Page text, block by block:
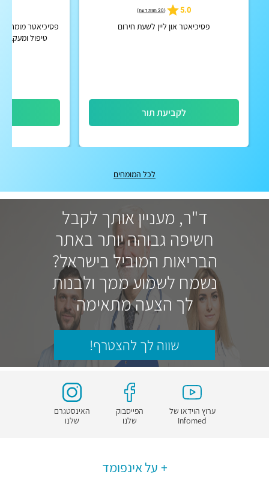
5.0
(20 חוות דעת )
פסיכיאטר און ליין לשעת חירום
לקביעת תור
פסיכיאטר מומחה
טיפול ומעקב
לכל המומחים
ד"ר, מעניין אותך לקבל
חשיפה גבוהה יותר באתר
הבריאות המוביל בישראל?
נשמח לשמוע ממך ולבנות
לך הצעה מתאימה
שווה לך להצטרף!
ערוץ הוידאו של
Infomed
הפייסבוק
שלנו
האינסטגרם
שלנו
על אינפומד